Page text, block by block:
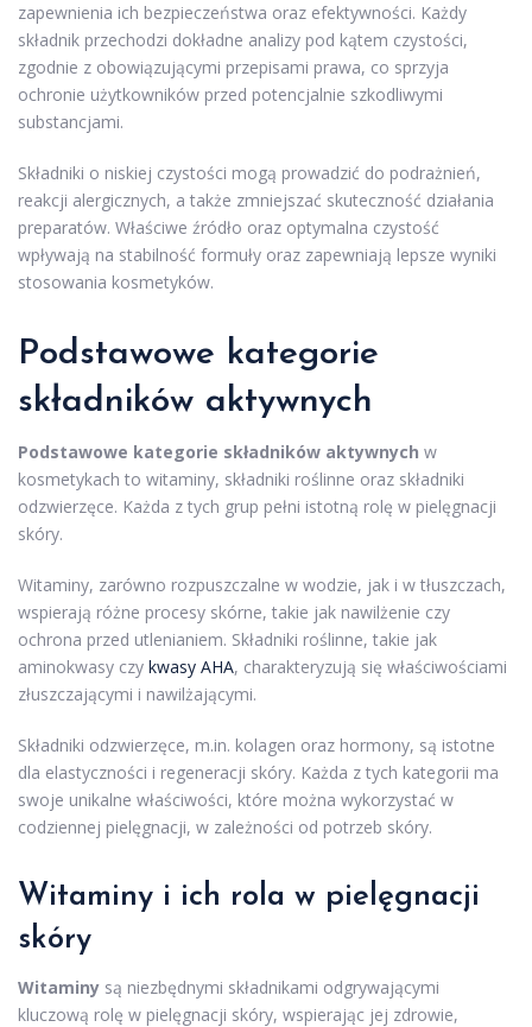
zapewnienia ich bezpieczeństwa oraz efektywności. Każdy
składnik przechodzi dokładne analizy pod kątem czystości,
zgodnie z obowiązującymi przepisami prawa, co sprzyja
ochronie użytkowników przed potencjalnie szkodliwymi
substancjami.
Składniki o niskiej czystości mogą prowadzić do podrażnień,
reakcji alergicznych, a także zmniejszać skuteczność działania
preparatów. Właściwe źródło oraz optymalna czystość
wpływają na stabilność formuły oraz zapewniają lepsze wyniki
stosowania kosmetyków.
Podstawowe kategorie
składników aktywnych
Podstawowe kategorie składników aktywnych w
kosmetykach to witaminy, składniki roślinne oraz składniki
odzwierzęce. Każda z tych grup pełni istotną rolę w pielęgnacji
skóry.
Witaminy, zarówno rozpuszczalne w wodzie, jak i w tłuszczach,
wspierają różne procesy skórne, takie jak nawilżenie czy
ochrona przed utlenianiem. Składniki roślinne, takie jak
aminokwasy czy kwasy AHA, charakteryzują się właściwościami
złuszczającymi i nawilżającymi.
Składniki odzwierzęce, m.in. kolagen oraz hormony, są istotne
dla elastyczności i regeneracji skóry. Każda z tych kategorii ma
swoje unikalne właściwości, które można wykorzystać w
codziennej pielęgnacji, w zależności od potrzeb skóry.
Witaminy i ich rola w pielęgnacji
skóry
Witaminy są niezbędnymi składnikami odgrywającymi
kluczową rolę w pielęgnacji skóry, wspierając jej zdrowie,